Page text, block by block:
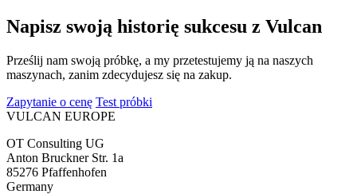
Napisz swoją historię sukcesu z Vulcan
Prześlij nam swoją próbkę, a my przetestujemy ją na naszych
maszynach, zanim zdecydujesz się na zakup.
Zapytanie o cenę Test próbki
VULCAN EUROPE
OT Consulting UG
Anton Bruckner Str. 1a
85276 Pfaffenhofen
Germany